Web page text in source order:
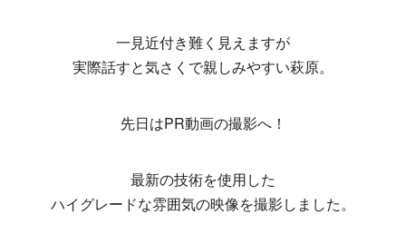
一見近付き難く見えますが
実際話すと気さくで親しみやすい萩原。
先日はPR動画の撮影へ！
最新の技術を使用した
ハイグレードな雰囲気の映像を撮影しました。